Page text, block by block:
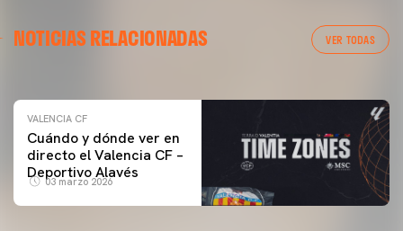
NOTICIAS RELACIONADAS VER TODAS
ENTRENAMIENTO DEL VALENCIA CF 04/03/26
VALENCIA CF
Cuándo y dónde ver en
directo el Valencia CF –
Deportivo Alavés
03 marzo 2026